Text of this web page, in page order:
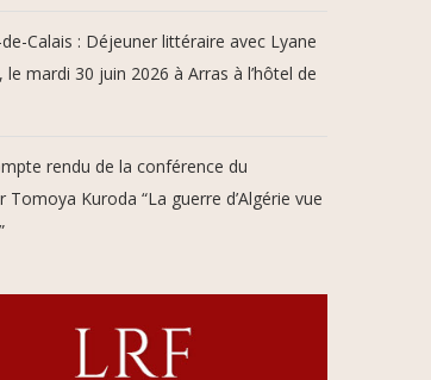
Calais : Déjeuner littéraire avec Lyane
le mardi 30 juin 2026 à Arras à l’hôtel de
rendu de la conférence du
Tomoya Kuroda “La guerre d’Algérie vue